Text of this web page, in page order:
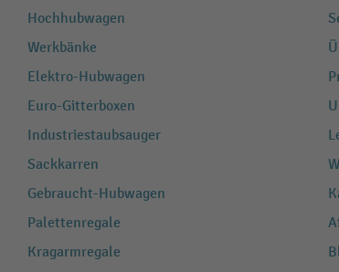
Hochhubwagen
Werkbänke
Elektro-Hubwagen
Euro-Gitterboxen
Industriestaubsauger
Sackkarren
Gebraucht-Hubwagen
Palettenregale
Kragarmregale